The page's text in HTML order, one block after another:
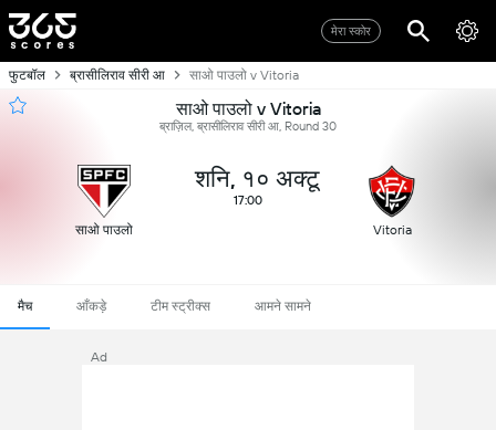
मेरा स्कोर
फुटबॉल ब्रासीलिराव सीरी आ साओ पाउलो v Vitoria
साओ पाउलो v Vitoria
ब्राज़िल, ब्रासीलिराव सीरी आ, Round 30
साओ पाउलो
शनि, १० अक्टू
17:00
Vitoria
मैच आँकड़े टीम स्ट्रीक्स आमने सामने
Ad